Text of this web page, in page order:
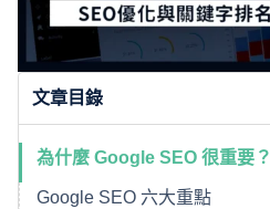
文章目錄
為什麼 Google SEO 很重要？
Google SEO 六大重點